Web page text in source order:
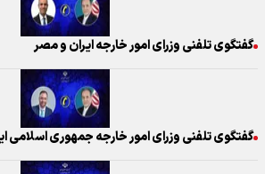
گفتگوی تلفنی وزرای امور خارجه ایران و مصر
گفتگوی تلفنی وزرای امور خارجه جمهوری اسلامی